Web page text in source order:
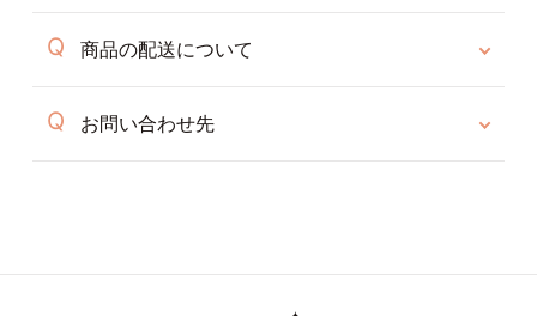
商品の配送について
お問い合わせ先